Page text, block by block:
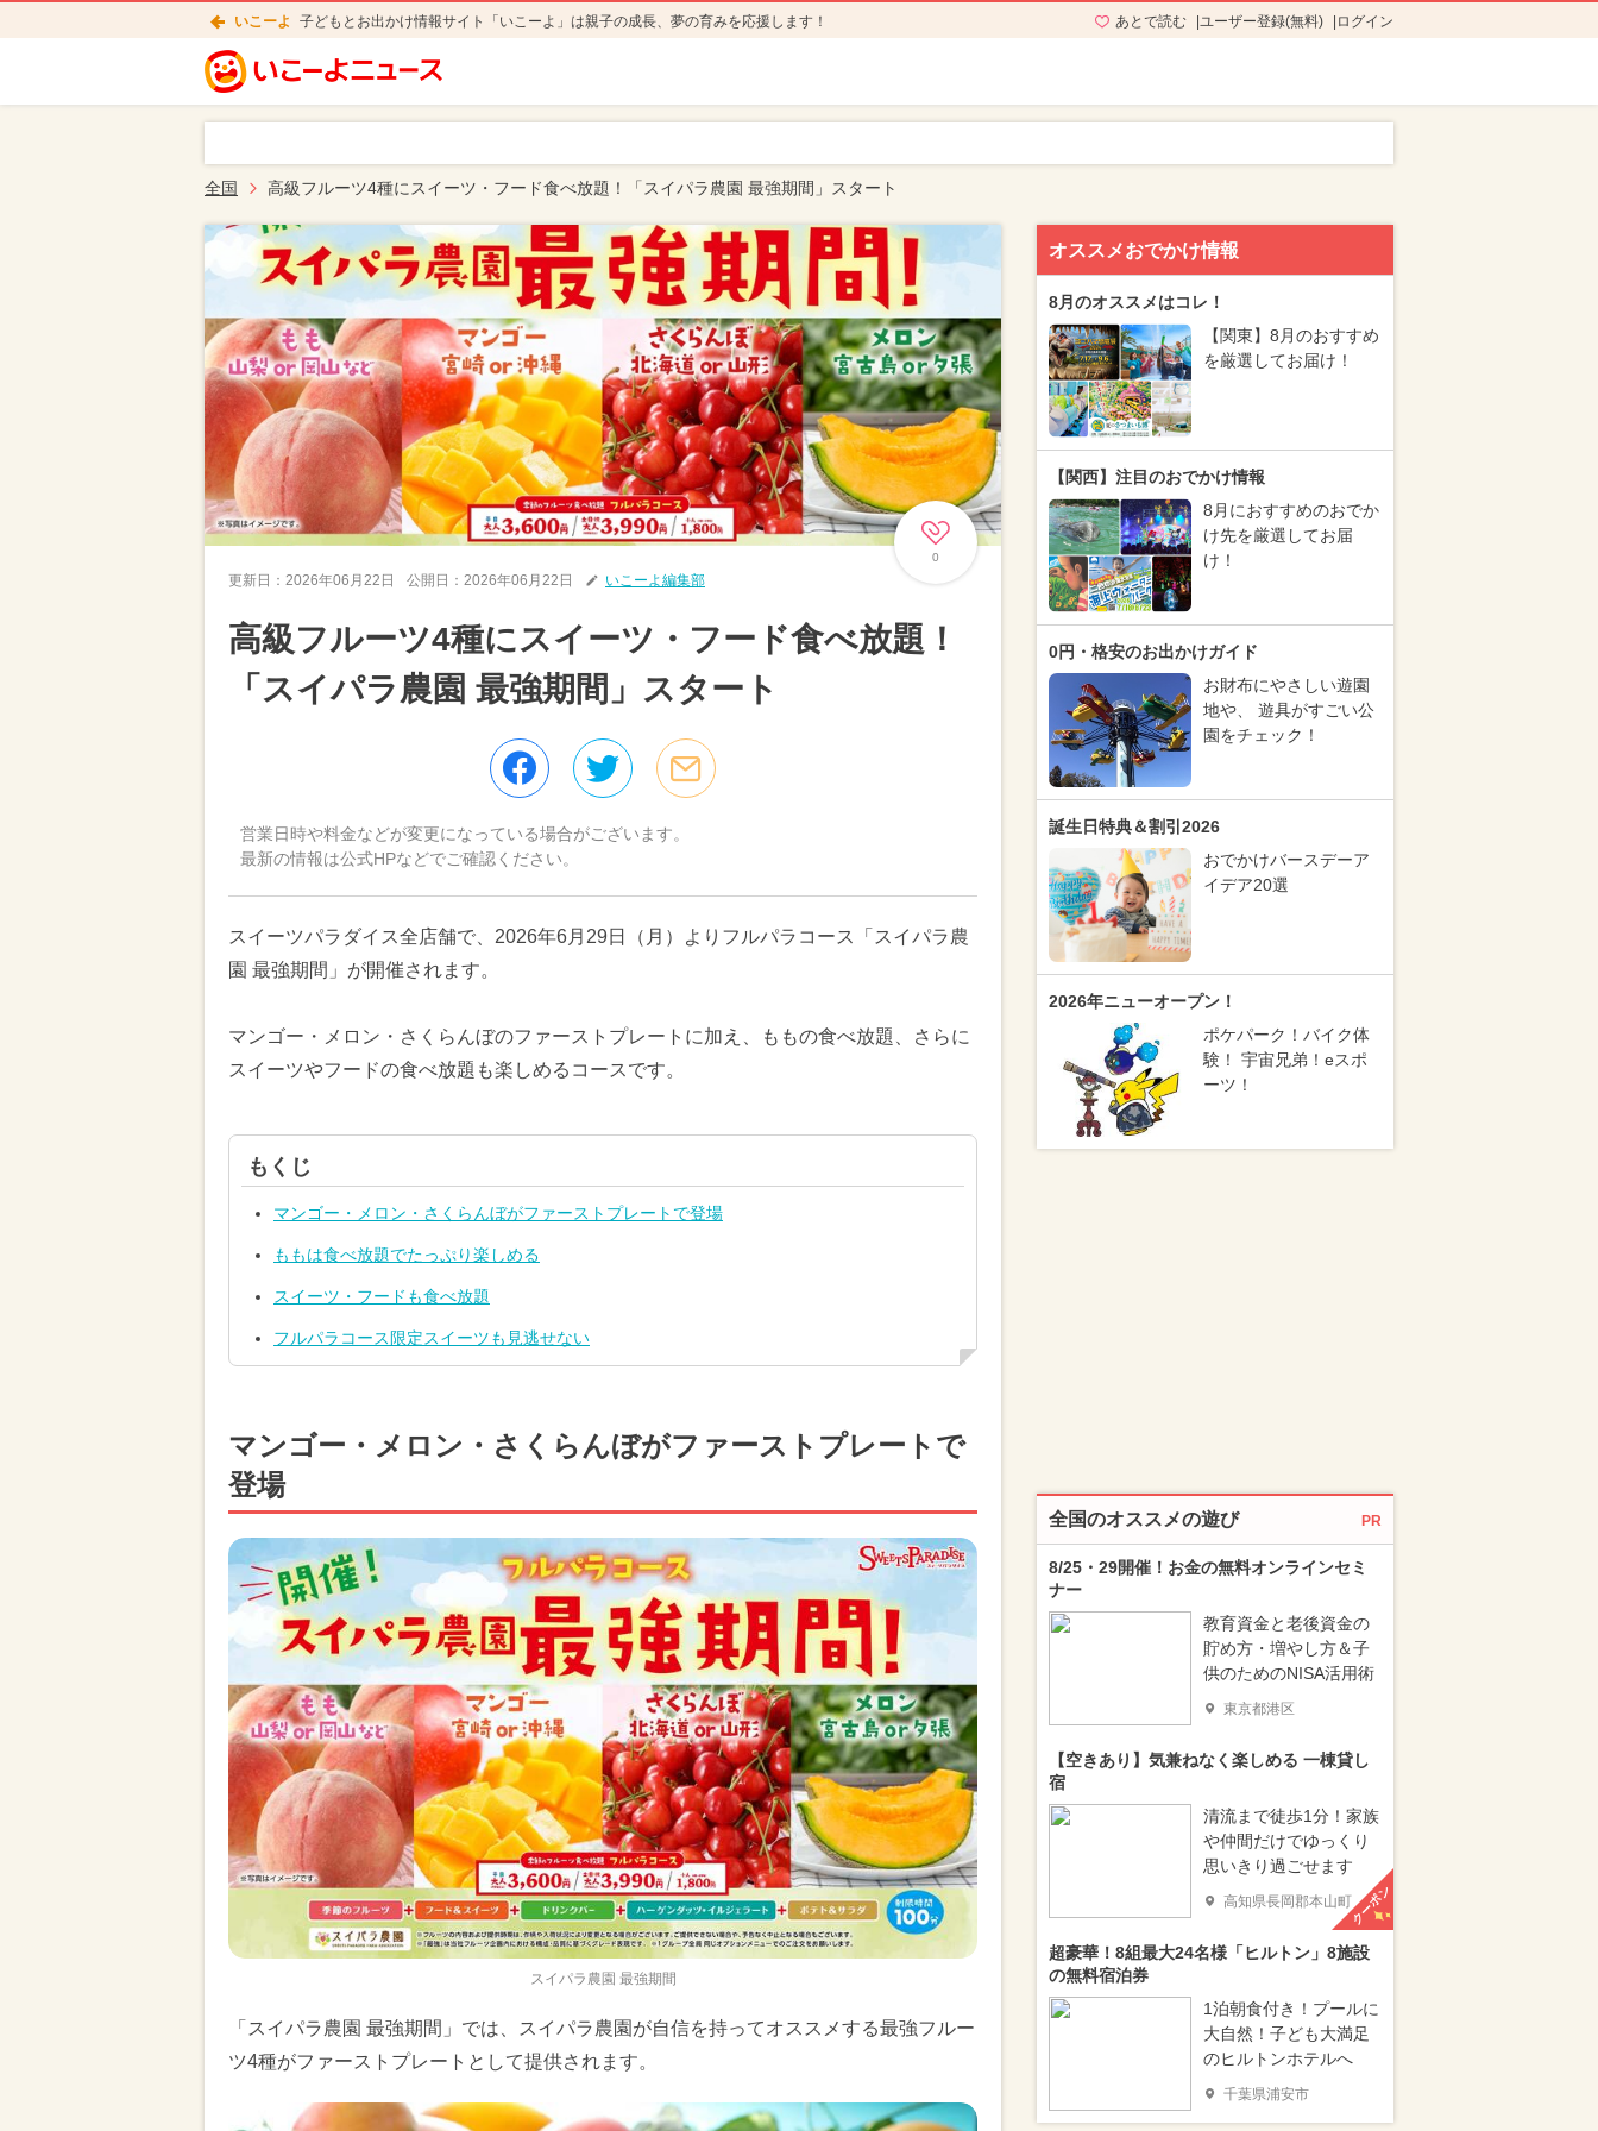
いこーよ 子どもとお出かけ情報サイト「いこーよ」は親子の成長、夢の育みを応援します！ あとで読む ユーザー登録(無料) ログイン
全国 高級フルーツ4種にスイーツ・フード食べ放題！「スイパラ農園 最強期間」スタート
0
更新日： 2026年06月22日 公開日： 2026年06月22日 いこーよ編集部
高級フルーツ4種にスイーツ・フード食べ放題！
「スイパラ農園 最強期間」スタート
営業日時や料金などが変更になっている場合がございます。
最新の情報は公式HPなどでご確認ください。
スイーツパラダイス全店舗で、2026年6月29日（月）よりフルパラコース「スイパラ農
園 最強期間」が開催されます。
マンゴー・メロン・さくらんぼのファーストプレートに加え、ももの食べ放題、さらに
スイーツやフードの食べ放題も楽しめるコースです。
もくじ
マンゴー・メロン・さくらんぼがファーストプレートで登場
ももは食べ放題でたっぷり楽しめる
スイーツ・フードも食べ放題
フルパラコース限定スイーツも見逃せない
マンゴー・メロン・さくらんぼがファーストプレートで
登場
スイパラ農園 最強期間
「スイパラ農園 最強期間」では、スイパラ農園が自信を持ってオススメする最強フルー
ツ4種がファーストプレートとして提供されます。
オススメおでかけ情報
8月のオススメはコレ！
【関東】8月のおすすめ
を厳選してお届け！
【関西】注目のおでかけ情報
8月におすすめのおでか
け先を厳選してお届
け！
0円・格安のお出かけガイド
お財布にやさしい遊園
地や、 遊具がすごい公
園をチェック！
誕生日特典＆割引2026
おでかけバースデーア
イデア20選
2026年ニューオープン！
ポケパーク！バイク体
験！ 宇宙兄弟！eスポ
ーツ！
全国のオススメの遊び PR
8/25・29開催！お金の無料オンラインセミ
ナー
教育資金と老後資金の
貯め方・増やし方＆子
供のためのNISA活用術
東京都港区
【空きあり】気兼ねなく楽しめる 一棟貸し
宿
清流まで徒歩1分！家族
や仲間だけでゆっくり
思いきり過ごせます
高知県長岡郡本山町クーポン
超豪華！8組最大24名様「ヒルトン」8施設
の無料宿泊券
1泊朝食付き！プールに
大自然！子ども大満足
のヒルトンホテルへ
千葉県浦安市